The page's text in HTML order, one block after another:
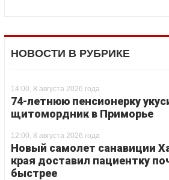
НОВОСТИ В РУБРИКЕ
14:00, 8 августа 2026 года
74-летнюю пенсионерку
щитомордник в Приморье
12:00, 8 августа 2026 года
Новый самолет санавиции
края доставил пациентку
быстрее